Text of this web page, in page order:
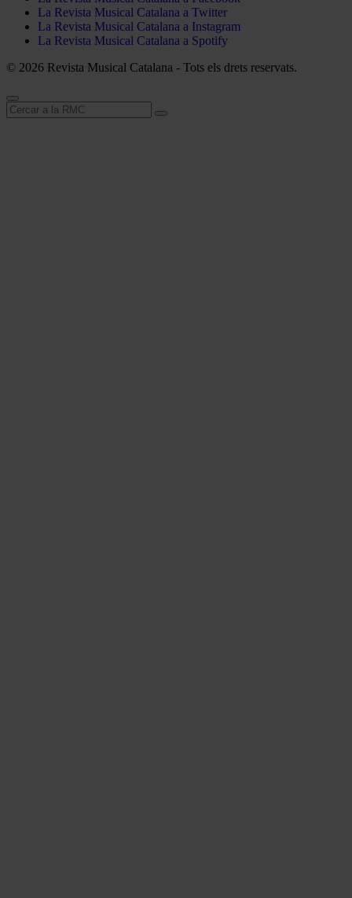
La Revista Musical Catalana a Twitter
La Revista Musical Catalana a Instagram
La Revista Musical Catalana a Spotify
© 2026 Revista Musical Catalana - Tots els drets reservats.
Cerca